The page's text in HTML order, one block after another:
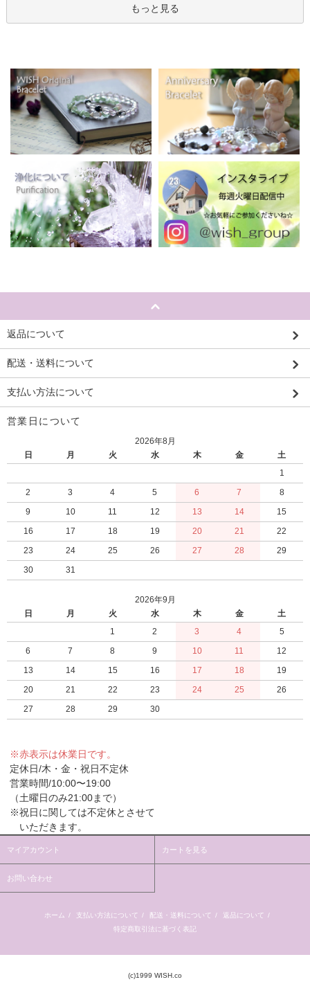
もっと見る
返品について
配送・送料について
支払い方法について
営業日について
2026年8月
日
月 火 水 木 金
土
1
2
3 4 5 6 7
8
9
10 11 12 13 14
15
16
17 18 19 20 21
22
23
24 25 26 27 28
29
30
31
2026年9月
日
月 火 水 木 金
土
1
2 3 4
5
6
7 8 9 10 11
12
13
14 15 16 17 18
19
20
21 22 23 24 25
26
27
28 29 30
※赤表示は休業日です。
定休日/木・金・祝日不定休
営業時間/10:00〜19:00
（土曜日のみ21:00まで）
※祝日に関しては不定休とさせて
いただきます。
マイアカウント カートを見る
お問い合わせ
ホーム / 支払い方法について / 配送・送料について / 返品について /
特定商取引法に基づく表記
(c)1999 WISH.co